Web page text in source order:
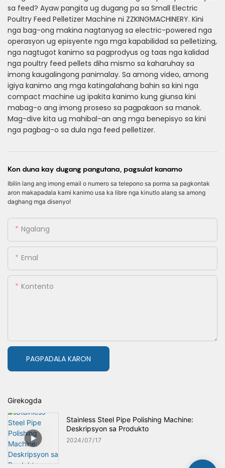
sa feed? Ayaw pangita ug dugang pa sa Small Electric
Poultry Feed Pelletizer Machine ni ZZKINGMACHINERY. Kini
nga bag-ong makina nagtanyag sa electric-powered nga
operasyon ug episyente nga mga kapabilidad sa pelletizing,
nga nagtugot kanimo sa pagprodyus og taas nga kalidad
nga poultry feed pellets diha mismo sa kaharuhay sa
imong kaugalingong panimalay. Sa among video, among
igiya kanimo ang mga katingalahang bahin sa kini nga
compact machine ug ipakita kanimo kung giunsa kini
mabag-o ang imong proseso sa pagpakaon sa manok.
Mag-dive kita ug mahibal-an ang mga benepisyo sa kini
nga pagbag-o sa dula nga feed pelletizer.
Kon duna kay dugang pangutana, pagsulat kanamo
Ibilin lang ang imong email o numero sa telepono sa porma sa pagkontak
aron makapadala kami kanimo usa ka libre nga kinutlo alang sa among
daghang mga disenyo!
Ngalang
Emal
Kontento
PAGPADALA KARON
Girekogda
Stainless Steel Pipe Polishing Machine:
Deskripsyon sa Produkto
2024 07 17